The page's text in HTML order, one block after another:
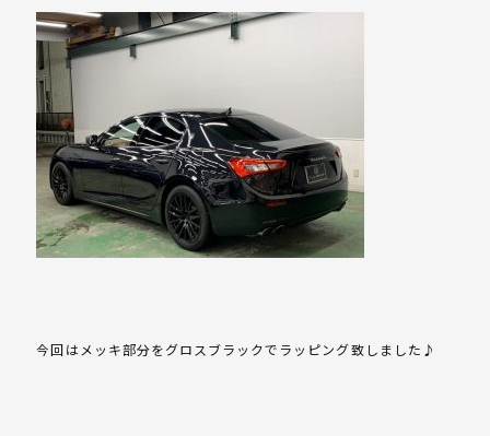
今回はメッキ部分をグロスブラックでラッピング致しました♪